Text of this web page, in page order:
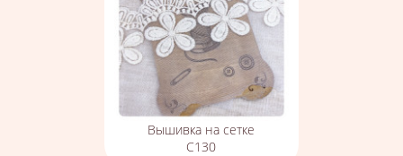
Вышивка на сетке
С130